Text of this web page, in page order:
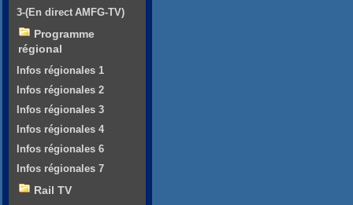
3-(En direct AMFG-TV)
Programme
régional
Infos régionales 1
Infos régionales 2
Infos régionales 3
Infos régionales 4
Infos régionales 6
Infos régionales 7
Rail TV